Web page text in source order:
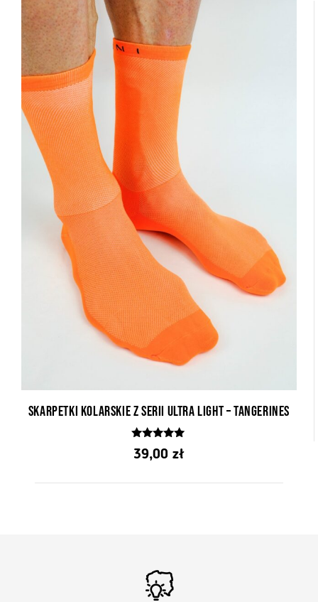
Skarpetki kolarskie z serii Ultra Light – Tangerines
5.00
z 5
39,00 zł